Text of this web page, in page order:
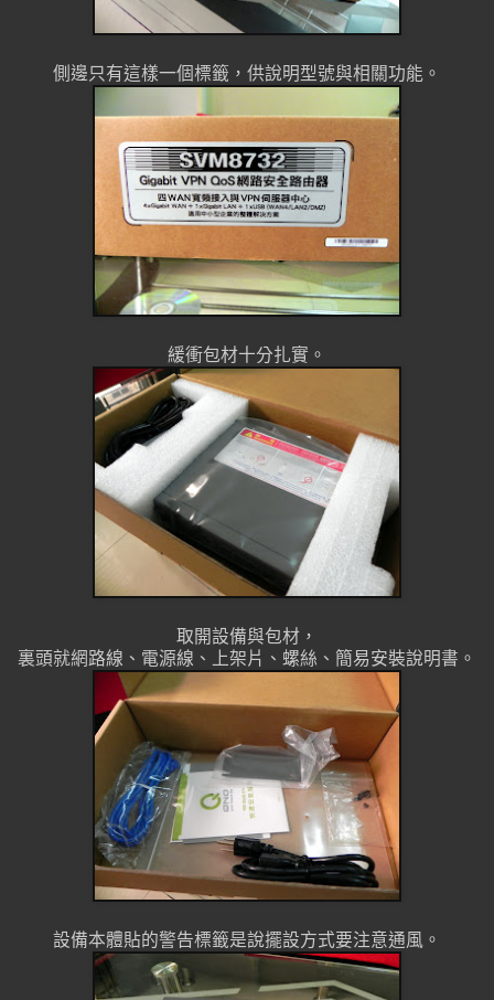
側邊只有這樣一個標籤，供說明型號與相關功能。
緩衝包材十分扎實。
取開設備與包材，
裏頭就網路線、電源線、上架片、螺絲、簡易安裝說明書。
設備本體貼的警告標籤是說擺設方式要注意通風。